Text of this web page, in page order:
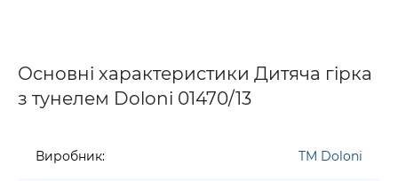
Основні характеристики Дитяча гірка
з тунелем Doloni 01470/13
Виробник: TM Doloni